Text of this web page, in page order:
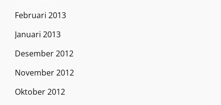
Februari 2013
Januari 2013
Desember 2012
November 2012
Oktober 2012